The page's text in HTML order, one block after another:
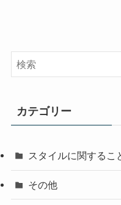
カテゴリー
スタイルに関するこ
その他